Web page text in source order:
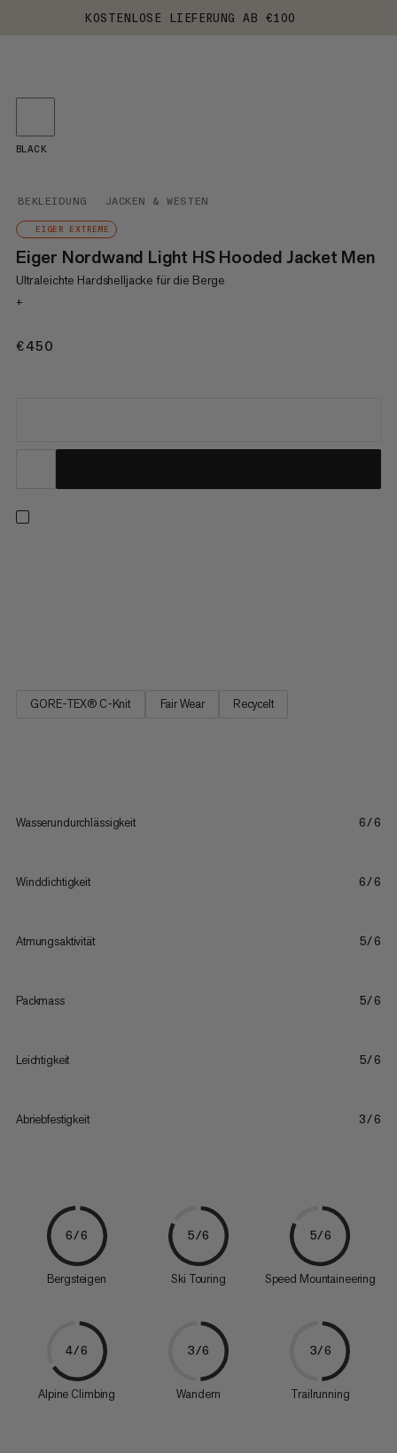
KOSTENLOSE LIEFERUNG AB €100
BEKLEIDUNG JACKEN & WESTEN
EIGER EXTREME
Eiger Nordwand Light HS Hooded Jacket Men
Ultraleichte Hardshelljacke für die Berge
+
€450
BLACK
GORE-TEX® C-Knit Fair Wear Recycelt
Wasserundurchlässigkeit 6/6
Winddichtigkeit 6/6
Atmungsaktivität 5/6
Packmass 5/6
Leichtigkeit 5/6
Abriebfestigkeit 3/6
6/6
Bergsteigen
5/6
Ski Touring
5/6
Speed Mountaineering
4/6
Alpine Climbing
3/6
Wandern
3/6
Trailrunning